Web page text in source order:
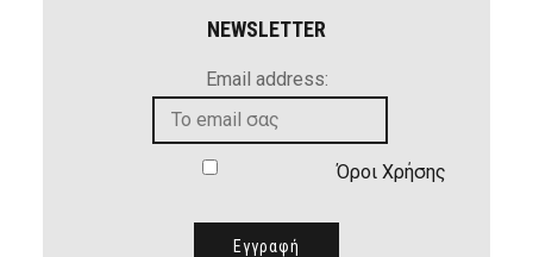
NEWSLETTER
Email address:
Όροι Χρήσης